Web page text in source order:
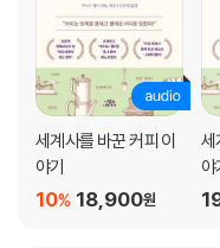
ㆍ ‘커피가 건강에 해롭다’
화가 발달하는 기폭제가 되
ㆍ 프랑스인에게 ‘커피가 얼
어준 책, 몽테스키외의 『페르
ㆍ 프랑스 커피 역사를 송두
세에게 바친 커피나무’
ㆍ 커피가 ‘니그로의 땀’이
세계사를 바꾼 커피 이
야기
18,900원
10%
세
야